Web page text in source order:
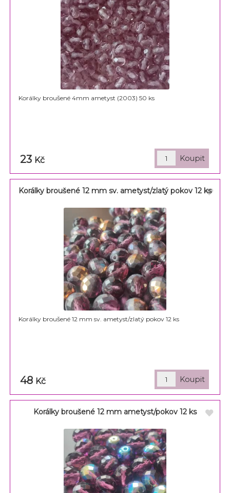
Korálky broušené 4mm ametyst (2003) 50 ks
23 Kč
Korálky broušené 12 mm sv. ametyst/zlatý pokov 12 ks
Korálky broušené 12 mm sv. ametyst/zlatý pokov 12 ks
48 Kč
Korálky broušené 12 mm ametyst/pokov 12 ks